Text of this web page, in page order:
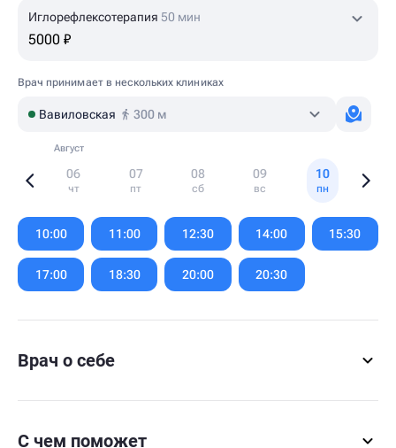
Иглорефлексотерапия 50 мин
5000 ₽
Врач принимает в нескольких клиниках
Вавиловская 300 м
Август
06
чт
07
пт
08
сб
09
вс
10
пн
of
10:00 11:00 12:30 14:00 15:30
17:00 18:30 20:00 20:30
Врач о себе
С чем поможет